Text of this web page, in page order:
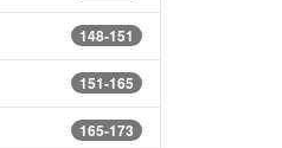
148-151
151-165
165-173